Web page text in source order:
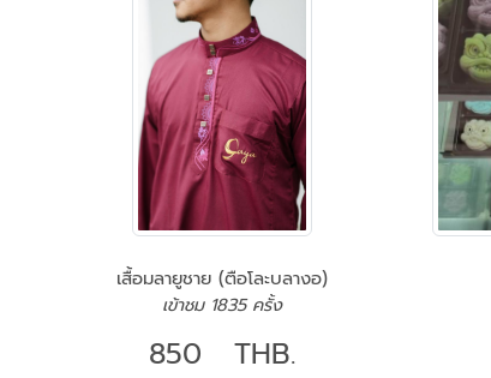
เสื้อมลายูชาย (ตือโละบลางอ)
เข้าชม 1835 ครั้ง
850 THB.